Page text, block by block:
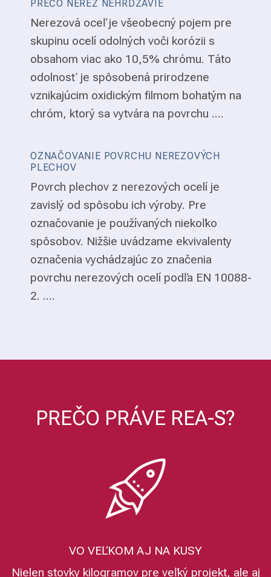
PREČO NEREZ NEHRDZAVIE
Nerezová oceľ je všeobecný pojem pre
skupinu ocelí odolných voči korózii s
obsahom viac ako 10,5% chrómu. Táto
odolnosť je spôsobená prirodzene
vznikajúcim oxidickým filmom bohatým na
chróm, ktorý sa vytvára na povrchu ....
OZNAČOVANIE POVRCHU NEREZOVÝCH
PLECHOV
Povrch plechov z nerezových ocelí je
zavislý od spôsobu ich výroby. Pre
označovanie je používaných niekoľko
spôsobov. Nižšie uvádzame ekvivalenty
označenia vychádzajúc zo značenia
povrchu nerezových ocelí podľa EN 10088-
2. ....
PREČO PRÁVE REA-S?
VO VEĽKOM AJ NA KUSY
Nielen stovky kilogramov pre veľký projekt, ale aj